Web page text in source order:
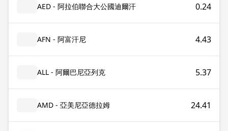
AED - 阿拉伯聯合大公國迪爾汗 0.24
AFN - 阿富汗尼 4.43
ALL - 阿爾巴尼亞列克 5.37
AMD - 亞美尼亞德拉姆 24.41